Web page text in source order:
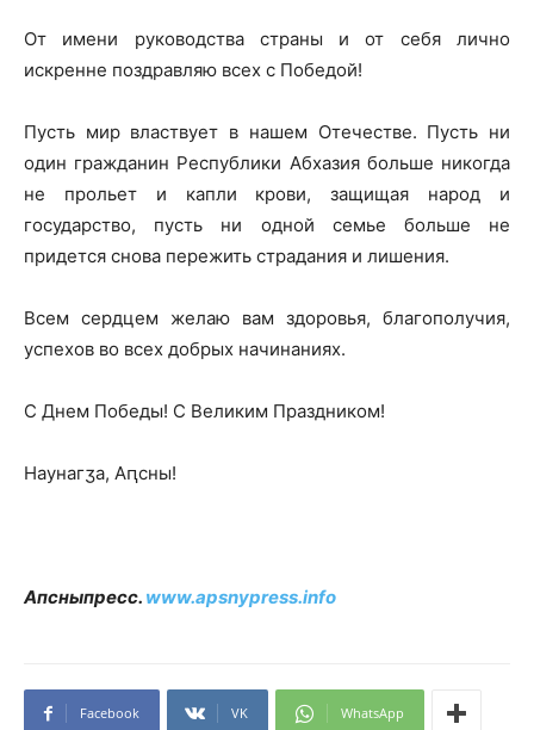
От имени руководства страны и от себя лично
искренне поздравляю всех с Победой!
Пусть мир властвует в нашем Отечестве. Пусть ни
один гражданин Республики Абхазия больше никогда
не прольет и капли крови, защищая народ и
государство, пусть ни одной семье больше не
придется снова пережить страдания и лишения.
Всем сердцем желаю вам здоровья, благополучия,
успехов во всех добрых начинаниях.
С Днем Победы! С Великим Праздником!
Наунагӡа, Аԥсны!
Апсныпресс. www.apsnypress.info
Facebook VK WhatsApp